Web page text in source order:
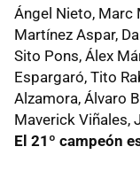
Ángel Nieto, Marc
Martínez Aspar,
Sito Pons, Álex
Espargaró, Tito
Alzamora, Álvaro
Maverick Viñales,
El 21º campeón